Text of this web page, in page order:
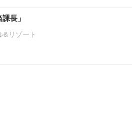
長」
&リゾート